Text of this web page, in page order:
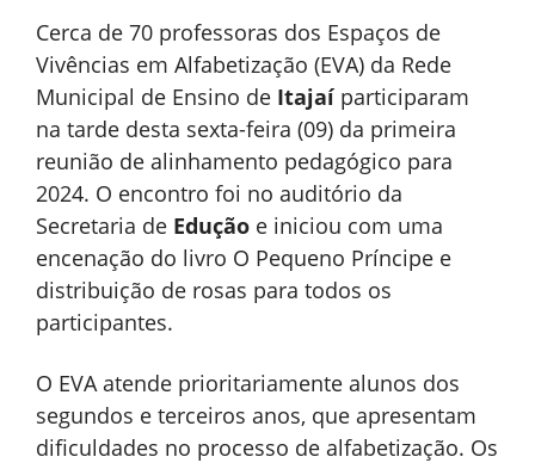
Cerca de 70 professoras dos Espaços de
Vivências em Alfabetização (EVA) da Rede
Municipal de Ensino de Itajaíparticiparam
na tarde desta sexta-feira (09) da primeira
reunião de alinhamento pedagógico para
2024. O encontro foi no auditório da
Secretaria de Edução e iniciou com uma
encenação do livro O Pequeno Príncipe e
distribuição de rosas para todos os
participantes.
O EVA atende prioritariamente alunos dos
segundos e terceiros anos, que apresentam
dificuldades no processo de alfabetização. Os